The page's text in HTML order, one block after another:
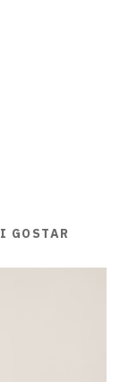
GOSTAR